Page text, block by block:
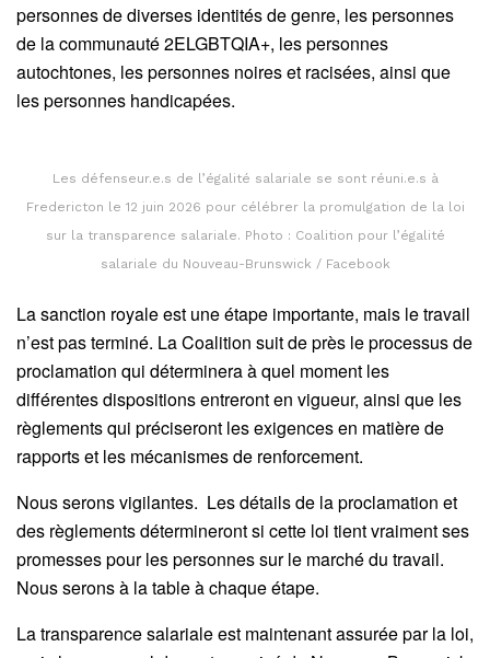
personnes de diverses identités de genre, les personnes
de la communauté 2ELGBTQIA+, les personnes
autochtones, les personnes noires et racisées, ainsi que
les personnes handicapées.
Les défenseur.e.s de l’égalité salariale se sont réuni.e.s à
Fredericton le 12 juin 2026 pour célébrer la promulgation de la loi
sur la transparence salariale. Photo : Coalition pour l’égalité
salariale du Nouveau-Brunswick / Facebook
La sanction royale est une étape importante, mais le travail
n’est pas terminé. La Coalition suit de près le processus de
proclamation qui déterminera à quel moment les
différentes dispositions entreront en vigueur, ainsi que les
règlements qui préciseront les exigences en matière de
rapports et les mécanismes de renforcement.
Nous serons vigilantes. Les détails de la proclamation et
des règlements détermineront si cette loi tient vraiment ses
promesses pour les personnes sur le marché du travail.
Nous serons à la table à chaque étape.
La transparence salariale est maintenant assurée par la loi,